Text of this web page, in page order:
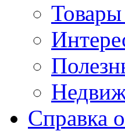
Справка